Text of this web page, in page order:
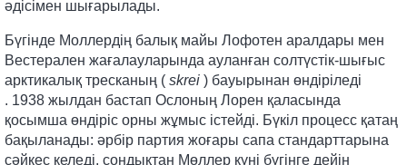
әдісімен шығарылады.
Бүгінде Моллердің балық майы Лофотен аралдары мен
Вестерален жағалауларында ауланған солтүстік-шығыс
арктикалық тресканың ( skrei ) бауырынан өндіріледі
. 1938 жылдан бастап Ослоның Лорен қаласында
қосымша өндіріс орны жұмыс істейді. Бүкіл процесс қатаң
бақыланады: әрбір партия жоғары сапа стандарттарына
сәйкес келеді, сондықтан Мөллер күні бүгінге дейін